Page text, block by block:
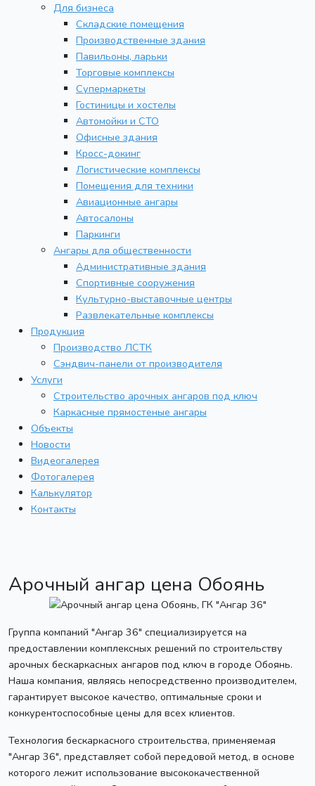
Для бизнеса
Складские помещения
Производственные здания
Павильоны, ларьки
Торговые комплексы
Супермаркеты
Гостиницы и хостелы
Автомойки и СТО
Офисные здания
Кросс-докинг
Логистические комплексы
Помещения для техники
Авиационные ангары
Автосалоны
Паркинги
Ангары для общественности
Административные здания
Спортивные сооружения
Культурно-выставочные центры
Развлекательные комплексы
Продукция
Производство ЛСТК
Сэндвич-панели от производителя
Услуги
Строительство арочных ангаров под ключ
Каркасные прямостеные ангары
Объекты
Новости
Видеогалерея
Фотогалерея
Калькулятор
Контакты
Арочный ангар цена Обоянь
Группа компаний "Ангар 36" специализируется на
предоставлении комплексных решений по строительству
арочных бескаркасных ангаров под ключ в городе Обоянь.
Наша компания, являясь непосредственно производителем,
гарантирует высокое качество, оптимальные сроки и
конкурентоспособные цены для всех клиентов.
Технология бескаркасного строительства, применяемая
"Ангар 36", представляет собой передовой метод, в основе
которого лежит использование высококачественной